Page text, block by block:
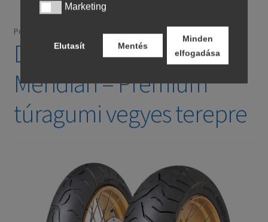
Posted on byHermanni - motorgumi.org
Dunlop Trailmax
Meridian – Prémium
túragumi vegyes terepre
MarketingMarketing
Elutasít Mentés
Minden
elfogadása